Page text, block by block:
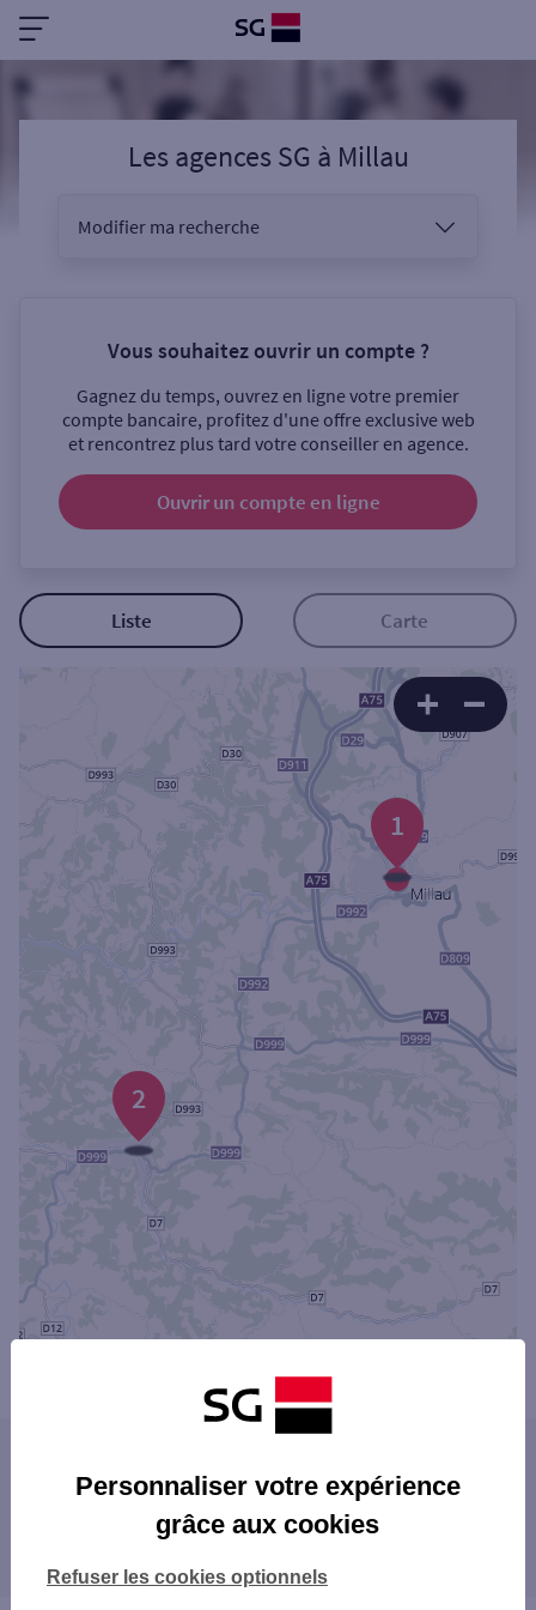
Les agences SG à Millau
Modifier ma recherche
Sélectionnez votre recherche
Ouverte le samedi
Coffre-fort
Autour de moi
Ville / Code postal
Rechercher
Vous souhaitez ouvrir un compte ?
Gagnez du temps, ouvrez en ligne votre premier
compte bancaire, profitez d'une offre exclusive web
et rencontrez plus tard votre conseiller en agence.
Ouvrir un compte en ligne
Liste Carte
2
1
Les agences SG dans les départements
15 CANTAL
Personnaliser votre expérience
grâce aux cookies
Refuser les cookies optionnels